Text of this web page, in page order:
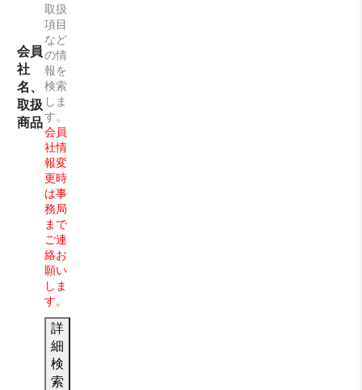
会員
社
名、
取扱
商品
取扱
項目
など
の情
報を
検索
しま
す。
会員
社情
報変
更時
は事
務局
まで
ご連
絡お
願い
しま
す。
詳
細
検
索